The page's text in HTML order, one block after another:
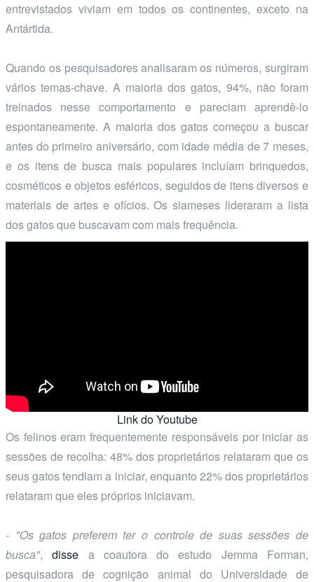
entrevistados viviam em todos os continentes, exceto na
Antártida.
Quando os pesquisadores analisaram os números, surgiram
vários temas-chave. A maioria dos gatos, 94%, não foram
treinados nesse comportamento e pareciam aprendê-lo
espontaneamente. A maioria dos gatos começou a buscar
antes do primeiro aniversário, com idade média de 7 meses,
e os itens de busca mais populares incluíam brinquedos,
cosméticos e objetos esféricos, seguidos de itens diversos e
materiais de artes e ofícios. Os siameses lideraram a lista
dos gatos que buscavam com mais frequência.
Link do Youtube
Os felinos eram frequentemente responsáveis por iniciar as
sessões de recolha: 48% dos proprietários relataram que os
seus gatos tendiam a iniciar, enquanto 22% dos proprietários
relataram que eles próprios iniciavam.
- "Os gatos preferem ter o controle de suas sessões de
busca",disse a coautora do estudo Jemma Forman,
pesquisadora de cognição animal do Universidade de